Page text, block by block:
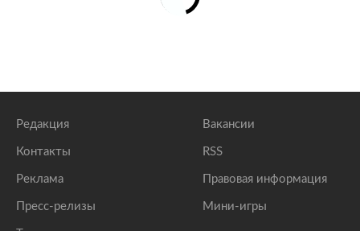
Редакция
Контакты
Реклама
Пресс-релизы
Вакансии
RSS
Правовая информация
Мини-игры